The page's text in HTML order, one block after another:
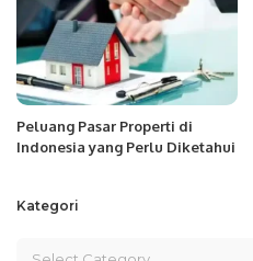
Peluang Pasar Properti di
Indonesia yang Perlu Diketahui
Kategori